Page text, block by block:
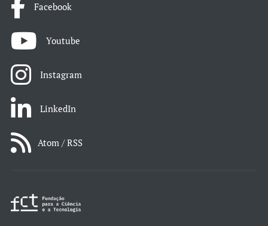
Facebook
Youtube
Instagram
LinkedIn
Atom / RSS